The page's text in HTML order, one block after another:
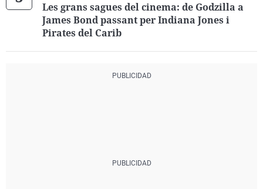
Les grans sagues del cinema: de Godzilla a
James Bond passant per Indiana Jones i
Pirates del Carib